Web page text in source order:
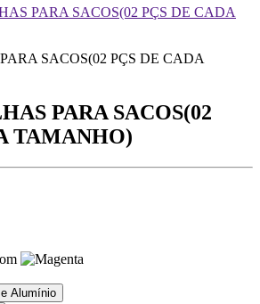
PARA SACOS(02 PÇS DE CADA
PARA SACOS(02
TAMANHO)
Alumínio